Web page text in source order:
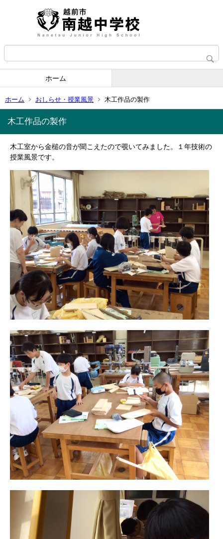
ホーム
ホーム おしらせ・授業風景 木工作品の製作
木工作品の製作
木工室から金槌の音が聞こえたので覗いてみました。１年技術の
授業風景です。